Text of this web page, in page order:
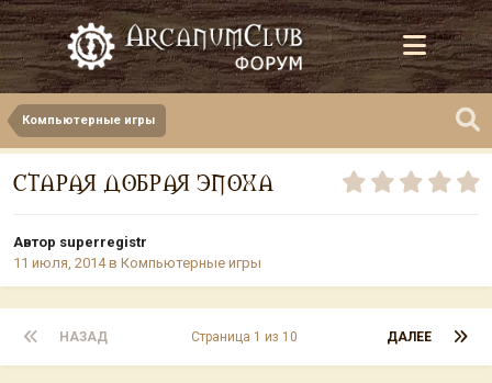
Компьютерные игры
СТАРАЯ ДОБРАЯ ЭПОХА
Автор superregistr
11 июля, 2014в Компьютерные игры
НАЗАД ДАЛЕЕ
Страница 1 из 10